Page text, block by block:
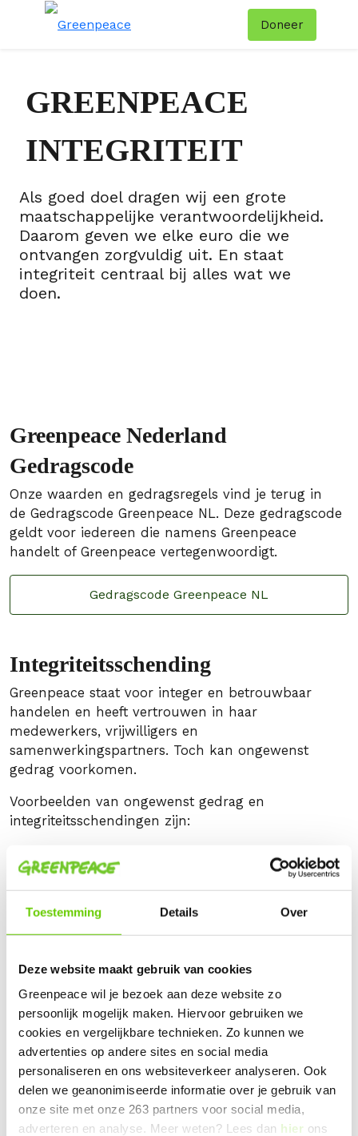
Toestemming Details Over
Deze website maakt gebruik van cookies
Greenpeace wil je bezoek aan deze website zo
persoonlijk mogelijk maken. Hiervoor gebruiken we
cookies en vergelijkbare technieken. Zo kunnen we
advertenties op andere sites en social media
personaliseren en ons websiteverkeer analyseren. Ook
delen we geanonimiseerde informatie over je gebruik van
onze site met onze 263 partners voor social media,
adverteren en analyse. Meer weten? Lees dan hier ons
Doneer
GREENPEACE
INTEGRITEIT
Als goed doel dragen wij een grote
maatschappelijke verantwoordelijkheid.
Daarom geven we elke euro die we
ontvangen zorgvuldig uit. En staat
integriteit centraal bij alles wat we
doen.
Greenpeace Nederland
Gedragscode
Onze waarden en gedragsregels vind je terug in
de Gedragscode Greenpeace NL. Deze gedragscode
geldt voor iedereen die namens Greenpeace
handelt of Greenpeace vertegenwoordigt.
Gedragscode Greenpeace NL
Integriteitsschending
Greenpeace staat voor integer en betrouwbaar
handelen en heeft vertrouwen in haar
medewerkers, vrijwilligers en
samenwerkingspartners. Toch kan ongewenst
gedrag voorkomen.
Voorbeelden van ongewenst gedrag en
integriteitsschendingen zijn:
strafbare feiten zoals diefstal, verduistering,
fraude en corruptie
misbruik van bevoegdheden
belangenverstrengeling
misbruik of lekken van informatie
en negeren, kwaadsprekerij, beledigende
opmerkingen, bijnamen geven, vloeken,
schelden)
seksuele en niet-seksuele intimidatie (zoals
lichamelijke aanraking, verbale en non-verbale
bedreiging, seksistische opmerkingen)
discriminatie (op basis van huidskleur, sociaal-
culturele achtergrond, man-vrouw, geaardheid,
leeftijd)